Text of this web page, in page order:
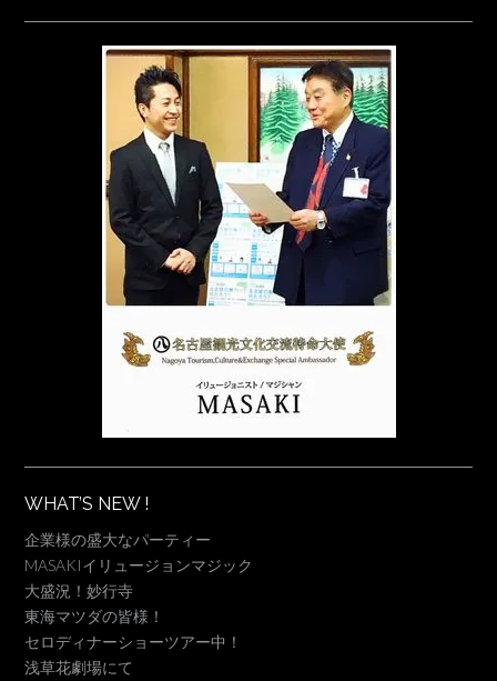
WHAT’S NEW !
企業様の盛大なパーティー
MASAKIイリュージョンマジック
大盛況！妙行寺
東海マツダの皆様！
セロディナーショーツアー中！
浅草花劇場にて